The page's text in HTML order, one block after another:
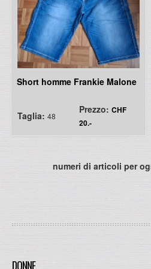
Short homme Frankie Malone
Taglia: 48
Prezzo: CHF
20.-
numeri di articoli per
DONNE